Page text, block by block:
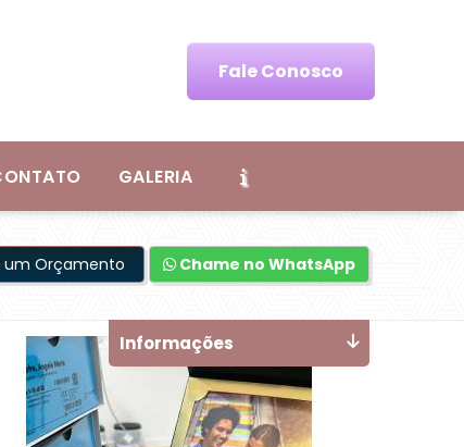
Fale Conosco
GALERIA
um Orçamento Chame no WhatsApp
Informações